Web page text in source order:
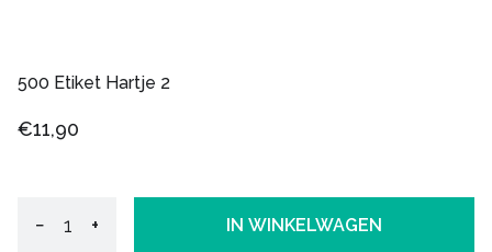
500 Etiket Hartje 2
€11,90
− + IN WINKELWAGEN